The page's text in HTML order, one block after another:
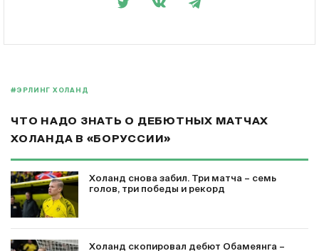
#ЭРЛИНГ ХОЛАНД
ЧТО НАДО ЗНАТЬ О ДЕБЮТНЫХ МАТЧАХ
ХОЛАНДА В «БОРУССИИ»
Холанд снова забил. Три матча – семь
голов, три победы и рекорд
Холанд скопировал дебют Обамеянга –